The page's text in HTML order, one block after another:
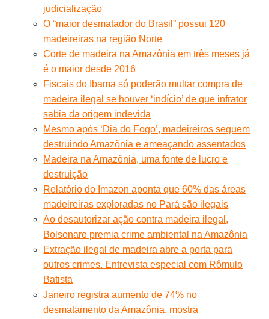
judicialização
O “maior desmatador do Brasil” possui 120
madeireiras na região Norte
Corte de madeira na Amazônia em três meses já
é o maior desde 2016
Fiscais do Ibama só poderão multar compra de
madeira ilegal se houver ‘indício’ de que infrator
sabia da origem indevida
Mesmo após ‘Dia do Fogo’, madeireiros seguem
destruindo Amazônia e ameaçando assentados
Madeira na Amazônia, uma fonte de lucro e
destruição
Relatório do Imazon aponta que 60% das áreas
madeireiras exploradas no Pará são ilegais
Ao desautorizar ação contra madeira ilegal,
Bolsonaro premia crime ambiental na Amazônia
Extração ilegal de madeira abre a porta para
outros crimes. Entrevista especial com Rômulo
Batista
Janeiro registra aumento de 74% no
desmatamento da Amazônia, mostra